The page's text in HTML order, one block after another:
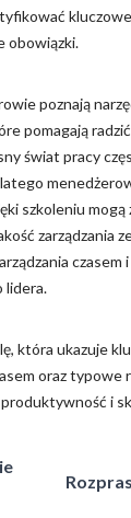
obowiązki.
poznają
pomagają
świat pracy
szkoleniu mogą
zarządzania
czasem
lidera.
która ukazuje
oraz typowe
i